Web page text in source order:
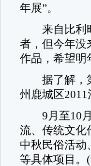
年展”。
来自比利时
者，但今年没
作品，希望明
据了解，第
州鹿城区
9月至10月
流、传统文化
中秋民俗活动
等具体项目。